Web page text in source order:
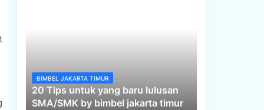
BIMBEL JAKARTA TIMUR
20 Tips untuk yang baru lulusan
SMA/SMK by bimbel jakarta timur